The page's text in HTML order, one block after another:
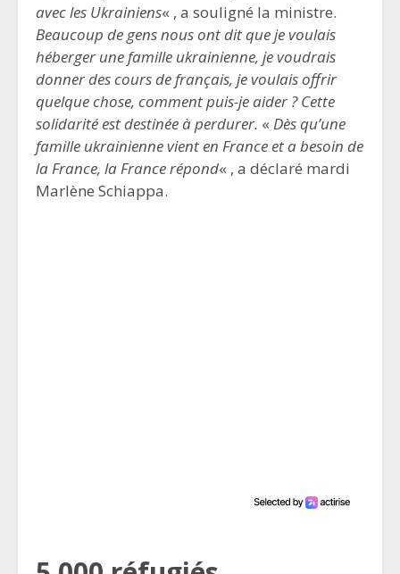
avec les Ukrainiens« , a souligné la ministre.
Beaucoup de gens nous ont dit que je voulais
héberger une famille ukrainienne, je voudrais
donner des cours de français, je voulais offrir
quelque chose, comment puis-je aider ? Cette
solidarité est destinée à perdurer. « Dès qu’une
famille ukrainienne vient en France et a besoin de
la France, la France répond« , a déclaré mardi
Marlène Schiappa.